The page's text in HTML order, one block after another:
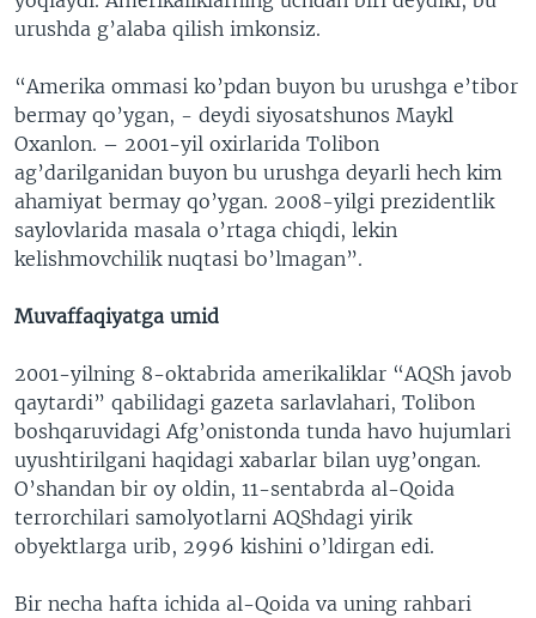
urushda g’alaba qilish imkonsiz.
“Amerika ommasi ko’pdan buyon bu urushga e’tibor
bermay qo’ygan, - deydi siyosatshunos Maykl
Oxanlon. – 2001-yil oxirlarida Tolibon
ag’darilganidan buyon bu urushga deyarli hech kim
ahamiyat bermay qo’ygan. 2008-yilgi prezidentlik
saylovlarida masala o’rtaga chiqdi, lekin
kelishmovchilik nuqtasi bo’lmagan”.
Muvaffaqiyatga umid
2001-yilning 8-oktabrida amerikaliklar “AQSh javob
qaytardi” qabilidagi gazeta sarlavlahari, Tolibon
boshqaruvidagi Afg’onistonda tunda havo hujumlari
uyushtirilgani haqidagi xabarlar bilan uyg’ongan.
O’shandan bir oy oldin, 11-sentabrda al-Qoida
terrorchilari samolyotlarni AQShdagi yirik
obyektlarga urib, 2996 kishini o’ldirgan edi.
Bir necha hafta ichida al-Qoida va uning rahbari